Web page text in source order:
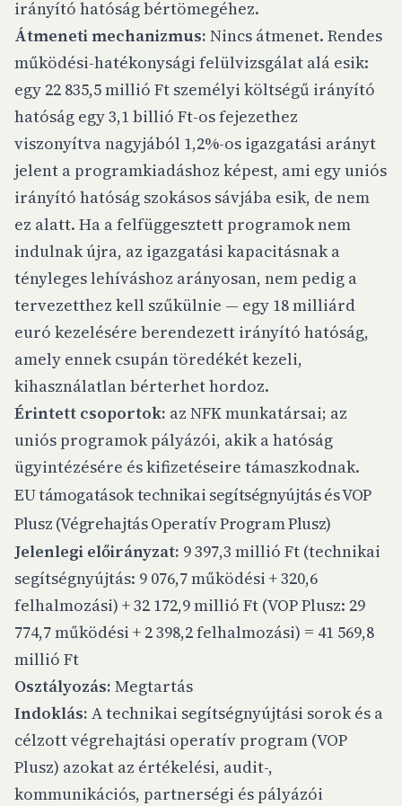
irányító hatóság bértömegéhez.
Átmeneti mechanizmus: Nincs átmenet. Rendes
működési-hatékonysági felülvizsgálat alá esik:
egy 22 835,5 millió Ft személyi költségű irányító
hatóság egy 3,1 billió Ft-os fejezethez
viszonyítva nagyjából 1,2%-os igazgatási arányt
jelent a programkiadáshoz képest, ami egy uniós
irányító hatóság szokásos sávjába esik, de nem
ez alatt. Ha a felfüggesztett programok nem
indulnak újra, az igazgatási kapacitásnak a
tényleges lehíváshoz arányosan, nem pedig a
tervezetthez kell szűkülnie — egy 18 milliárd
euró kezelésére berendezett irányító hatóság,
amely ennek csupán töredékét kezeli,
kihasználatlan bérterhet hordoz.
Érintett csoportok: az NFK munkatársai; az
uniós programok pályázói, akik a hatóság
ügyintézésére és kifizetéseire támaszkodnak.
EU támogatások technikai segítségnyújtás és VOP
Plusz (Végrehajtás Operatív Program Plusz)
Jelenlegi előirányzat: 9 397,3 millió Ft (technikai
segítségnyújtás: 9 076,7 működési + 320,6
felhalmozási) + 32 172,9 millió Ft (VOP Plusz: 29
774,7 működési + 2 398,2 felhalmozási) = 41 569,8
millió Ft
Osztályozás: Megtartás
Indoklás: A technikai segítségnyújtási sorok és a
célzott végrehajtási operatív program (VOP
Plusz) azokat az értékelési, audit-,
kommunikációs, partnerségi és pályázói